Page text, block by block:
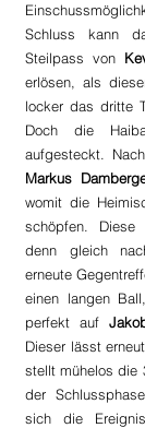
Schluss kann
Steilpass von
erlösen, als
locker das dritte
Doch die
Markus
womit die
schöpfen.
denn gleich
erneute
einen langen
perfekt auf
Dieser lässt
stellt mühelos die
der
sich die